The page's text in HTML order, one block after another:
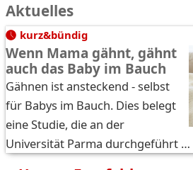
Aktuelles
kurz&bündig
Wenn Mama gähnt, gähnt
auch das Baby im Bauch
Gähnen ist ansteckend - selbst
für Babys im Bauch. Dies belegt
eine Studie, die an der
Universität Parma durchgeführt …